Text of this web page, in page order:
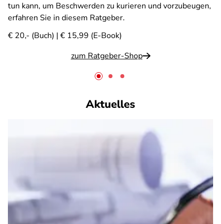
tun kann, um Beschwerden zu kurieren und vorzubeugen,
erfahren Sie in diesem Ratgeber.
€ 20,- (Buch) | € 15,99 (E-Book)
zum Ratgeber-Shop
Aktuelles